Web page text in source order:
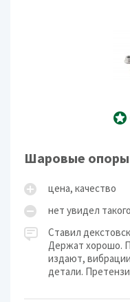
Шаровые
цена, качество
нет увидел такого
Ставил
Держат хорошо.
издают,
детали.